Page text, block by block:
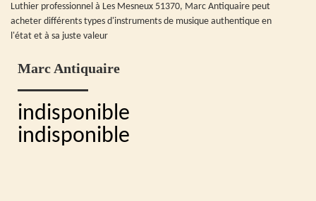
Luthier professionnel à Les Mesneux 51370, Marc Antiquaire peut
acheter différents types d'instruments de musique authentique en
l'état et à sa juste valeur
Marc Antiquaire
indisponible
indisponible